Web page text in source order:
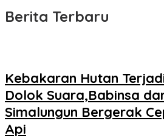
Berita Terbaru
Kebakaran Hutan
Dolok Suara,Babinsa
Simalungun Bergerak
Api